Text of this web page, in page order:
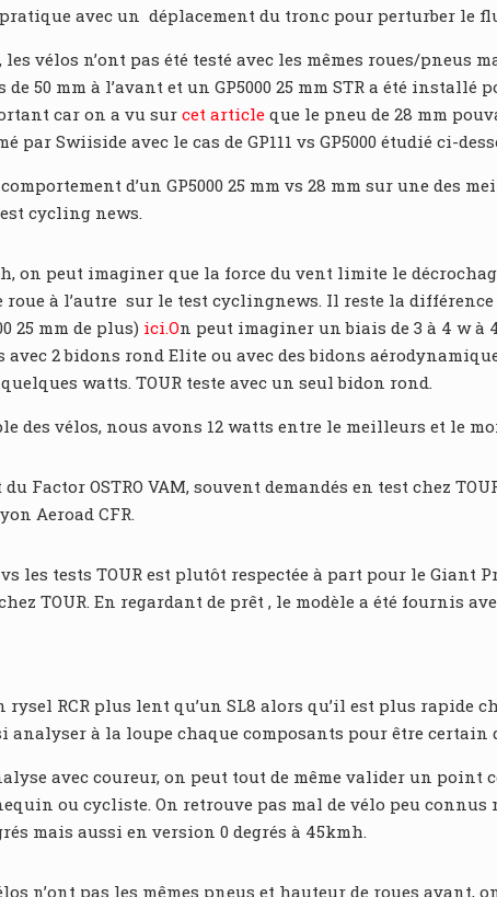
avec un déplacement du tronc pour perturber le
les vélos n’ont pas été testé avec les mêmes roues/pneus
50 mm à l’avant et un GP5000 25 mm STR a été
car on a vu surcet article que le pneu de 28 mm
par Swiiside avec le cas de GP111 vs GP5000 étudié ci-
d’un GP5000 25 mm vs 28 mm sur une des
cycling news.
on peut imaginer que la force du vent limite le
roue à l’autre sur le test cyclingnews. Il reste la
25 mm de plus) ici.On peut imaginer un biais de 3 à 4 w à
avec 2 bidons rond Elite ou avec des bidons
watts. TOUR teste avec un seul bidon rond.
des vélos, nous avons 12 watts entre le meilleurs et le
Factor OSTRO VAM, souvent demandés en test chez
Aeroad CFR.
les tests TOUR est plutôt respectée à part pour le
TOUR. En regardant de prêt , le modèle a été fournis
rysel RCR plus lent qu’un SL8 alors qu’il est plus rapide
analyser à la loupe chaque composants pour être certain
avec coureur, on peut tout de même valider un
ou cycliste. On retrouve pas mal de vélo peu
mais aussi en version 0 degrés à 45kmh.
n’ont pas les mêmes pneus et hauteur de roues avant,